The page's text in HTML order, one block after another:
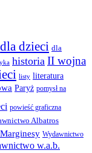
dla dzieci dla
historia II wojna
listy literatura
Paryż pomysł na
powieść graficzna
Albatros
Wydawnictwo
w.a.b.